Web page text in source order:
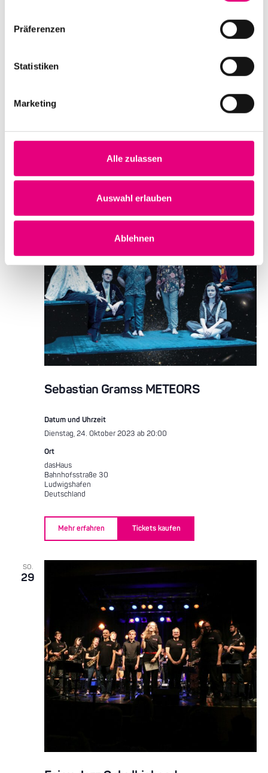
Präferenzen
Statistiken
Marketing
Alle zulassen
Auswahl erlauben
Ablehnen
Datum und Uhrzeit
Ort
Ludwigshafen
Deutschland
Mehr erfahren Tickets kaufen
DI.
Sebastian Gramss METEORS
Datum und Uhrzeit
Dienstag, 24. Oktober 2023 ab 20:00
Ort
dasHaus
Bahnhofsstraße 30
Ludwigshafen
Deutschland
Mehr erfahren Tickets kaufen
SO.
29